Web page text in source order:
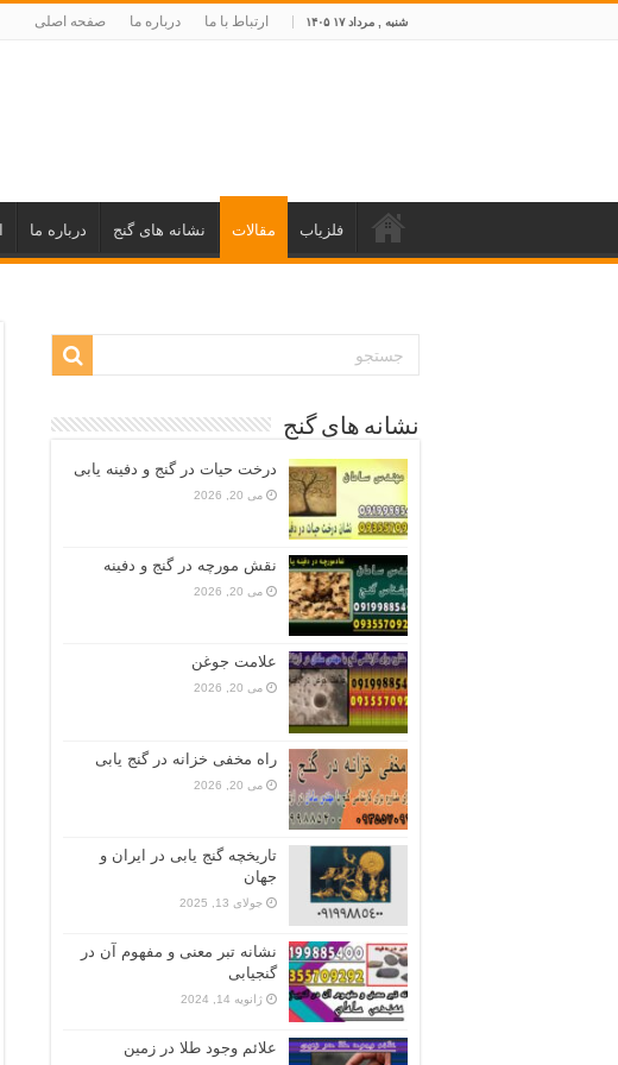
شنبه , مرداد ۱۷ ۱۴۰۵ ارتباط با ما درباره ما صفحه اصلی
فلزیاب مقالات نشانه های گنج درباره ما
نشانه های گنج
درخت حیات در گنج و دفینه یابی
می 20, 2026
نقش مورچه در گنج و دفینه
می 20, 2026
علامت جوغن
می 20, 2026
راه مخفی خزانه در گنج یابی
می 20, 2026
تاریخچه گنج‌ یابی در ایران و
جهان
جولای 13, 2025
نشانه تبر معنی و مفهوم آن در
گنجیابی
ژانویه 14, 2024
علائم وجود طلا در زمین